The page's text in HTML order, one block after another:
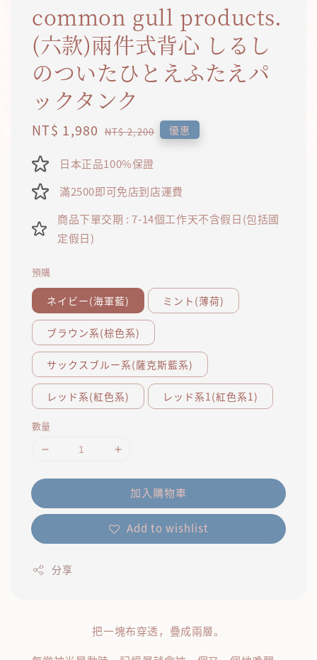
common gull products.
(六款)兩件式背心 しるし
のついたひとえふたえパ
ックタンク
Sale
NT$ 1,980 Regular
NT$ 2,200 優惠
日本正品100%保證
滿2500即可免店到店運費
商品下單交期 : 7-14個工作天不含假日(包括國
定假日)
預購
ネイビー(海軍藍) ミント(薄荷)
ブラウン系(棕色系)
サックスブルー系(薩克斯藍系)
レッド系(紅色系) レッド系1(紅色系1)
數量
加入購物車
Add to wishlist
分享
把一塊布穿透，疊成兩層。